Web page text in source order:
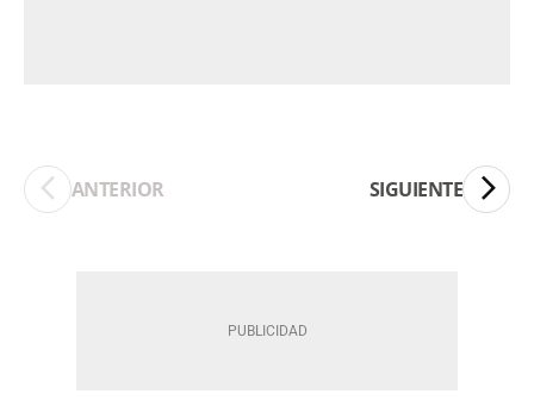
ANTERIOR SIGUIENTE